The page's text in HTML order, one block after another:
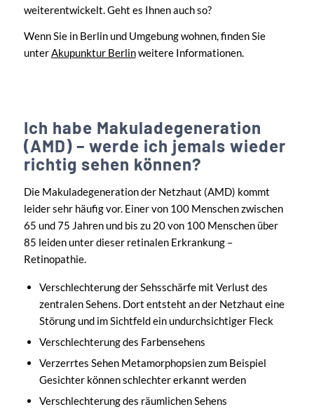
weiterentwickelt. Geht es Ihnen auch so?
Wenn Sie in Berlin und Umgebung wohnen, finden Sie
unter Akupunktur Berlinweitere Informationen.
Ich habe Makuladegeneration
(AMD) – werde ich jemals wieder
richtig sehen können?
Die Makuladegeneration der Netzhaut (AMD) kommt
leider sehr häufig vor. Einer von 100 Menschen zwischen
65 und 75 Jahren und bis zu 20 von 100 Menschen über
85 leiden unter dieser retinalen Erkrankung –
Retinopathie.
Verschlechterung der Sehsschärfe mit Verlust des
zentralen Sehens. Dort entsteht an der Netzhaut eine
Störung und im Sichtfeld ein undurchsichtiger Fleck
Verschlechterung des Farbensehens
Verzerrtes Sehen Metamorphopsien zum Beispiel
Gesichter können schlechter erkannt werden
Verschlechterung des räumlichen Sehens